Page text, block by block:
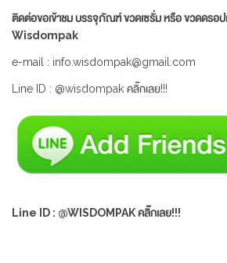
ติดต่อขอเข้าชม บรรจุภัณฑ์ ขวดเซรั่ม หรือ ขวดดรอป
Wisdompak
e-mail : info.wisdompak@gmail.com
Line ID : @wisdompak คลิ๊กเลย!!!
Line ID : @WISDOMPAK คลิ๊กเลย!!!